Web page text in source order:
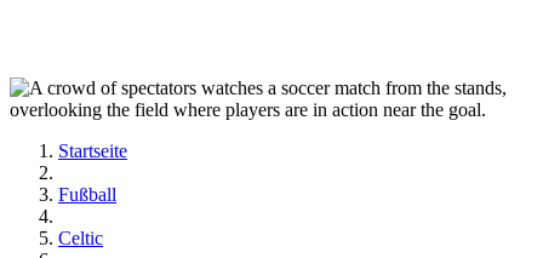
Startseite
Fußball
Celtic